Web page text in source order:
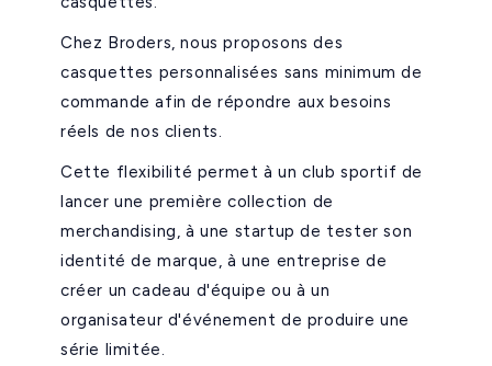
Chez Broders, nous proposons des
casquettes personnalisées sans minimum de
commande afin de répondre aux besoins
réels de nos clients.
Cette flexibilité permet à un club sportif de
lancer une première collection de
merchandising, à une startup de tester son
identité de marque, à une entreprise de
créer un cadeau d'équipe ou à un
organisateur d'événement de produire une
série limitée.